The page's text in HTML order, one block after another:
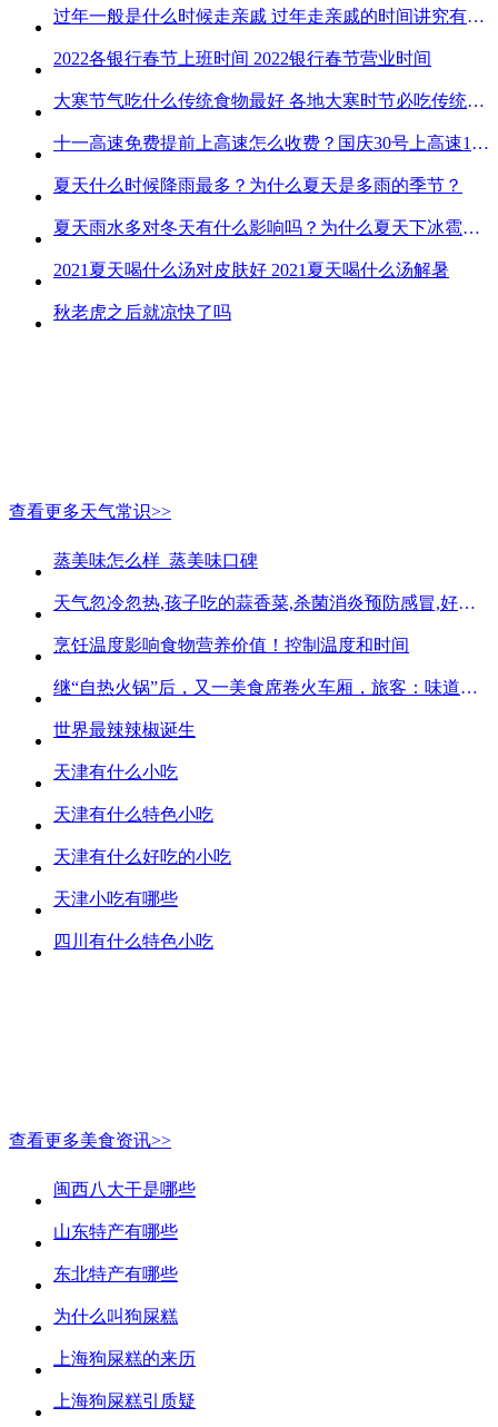
过年一般是什么时候走亲戚 过年走亲戚的时间讲究有哪些
2022各银行春节上班时间 2022银行春节营业时间
大寒节气吃什么传统食物最好 各地大寒时节必吃传统美食
十一高速免费提前上高速怎么收费？国庆30号上高速1号下高速免费吗？
夏天什么时候降雨最多？为什么夏天是多雨的季节？
夏天雨水多对冬天有什么影响吗？为什么夏天下冰雹而冬天不下冰雹
2021夏天喝什么汤对皮肤好 2021夏天喝什么汤解暑
秋老虎之后就凉快了吗
查看更多天气常识>>
蒸美味怎么样_蒸美味口碑
天气忽冷忽热,孩子吃的蒜香菜,杀菌消炎预防感冒,好吃不贵
烹饪温度影响食物营养价值！控制温度和时间
继“自热火锅”后，又一美食席卷火车厢，旅客：味道好吃又方便
世界最辣辣椒诞生
天津有什么小吃
天津有什么特色小吃
天津有什么好吃的小吃
天津小吃有哪些
四川有什么特色小吃
查看更多美食资讯>>
闽西八大干是哪些
山东特产有哪些
东北特产有哪些
为什么叫狗屎糕
上海狗屎糕的来历
上海狗屎糕引质疑